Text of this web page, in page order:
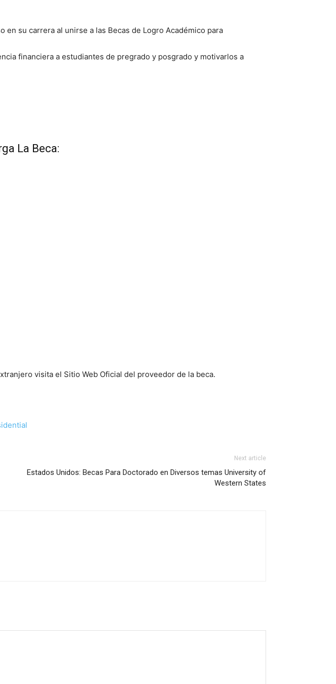
su carrera al unirse a las Becas de Logro Académico para
financiera a estudiantes de pregrado y posgrado y motivarlos a
La Beca:
visita el Sitio Web Oficial del proveedor de la beca.
Next article
Estados Unidos: Becas Para Doctorado en Diversos temas University of
Western States
descubrir
los días